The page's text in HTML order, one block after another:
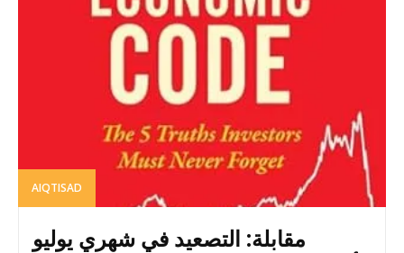
AIQTISAD
مقابلة: التصعيد في شهري يوليو